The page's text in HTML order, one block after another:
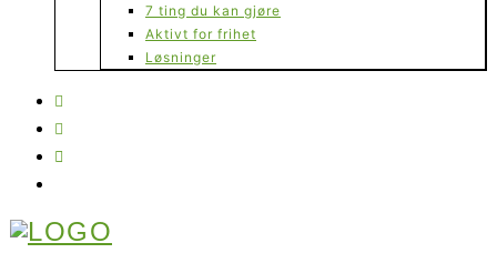
7 ting du kan gjøre
Aktivt for frihet
Løsninger